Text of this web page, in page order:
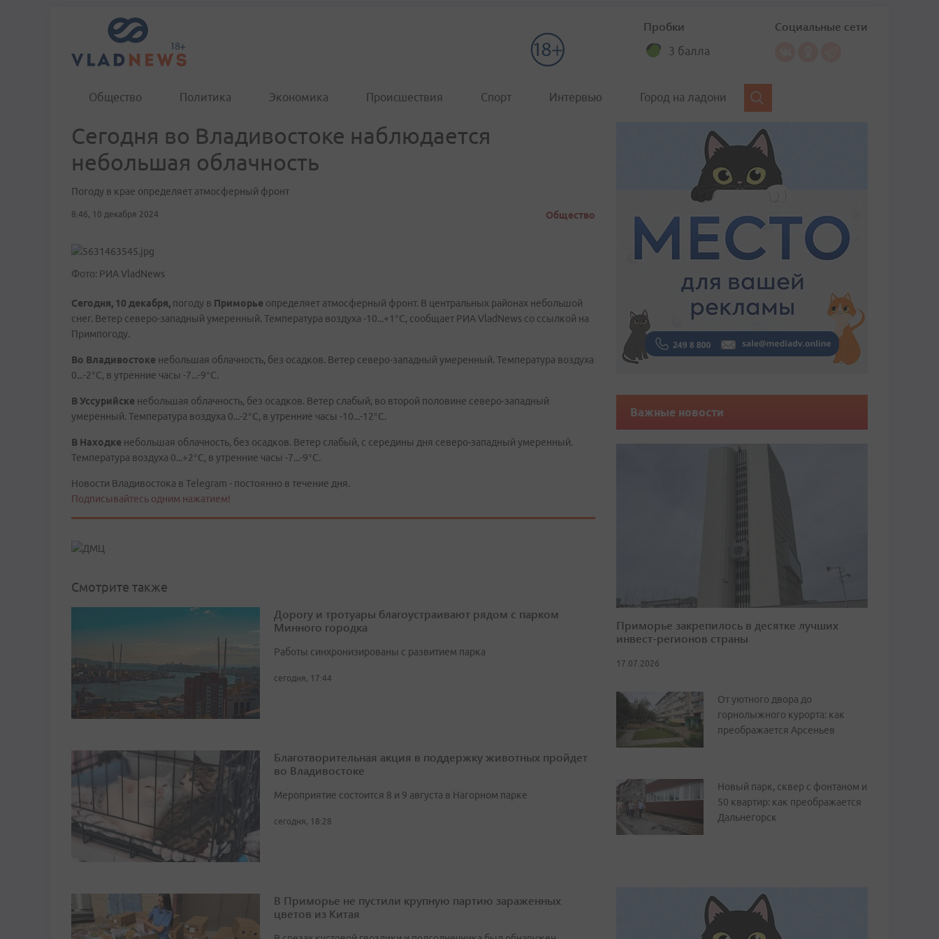
Пробки
3 балла
Социальные сети
Общество Политика Экономика Происшествия Спорт Интервью Город на ладони
Сегодня во Владивостоке наблюдается
небольшая облачность
Погоду в крае определяет атмосферный фронт
8:46, 10 декабря 2024 Общество
Фото: РИА VladNews
Сегодня, 10 декабря, погоду в Приморье определяет атмосферный фронт. В центральных районах небольшой
снег. Ветер северо-западный умеренный. Температура воздуха -10...+1°C, сообщает РИА VladNews со ссылкой на
Примпогоду.
Во Владивостоке небольшая облачность, без осадков. Ветер северо-западный умеренный. Температура воздуха
0...-2°C, в утренние часы -7...-9°C.
В Уссурийске небольшая облачность, без осадков. Ветер слабый, во второй половине северо-западный
умеренный. Температура воздуха 0...-2°C, в утренние часы -10...-12°C.
В Находке небольшая облачность, без осадков. Ветер слабый, с середины дня северо-западный умеренный.
Температура воздуха 0...+2°C, в утренние часы -7...-9°C.
Новости Владивостока в Telegram - постоянно в течение дня.
Подписывайтесь одним нажатием!
Смотрите также
Дорогу и тротуары благоустраивают рядом с парком
Минного городка
Работы синхронизированы с развитием парка
сегодня, 17:44
Благотворительная акция в поддержку животных пройдет
во Владивостоке
Мероприятие состоится 8 и 9 августа в Нагорном парке
сегодня, 18:28
В Приморье не пустили крупную партию зараженных
цветов из Китая
Важные новости
Приморье закрепилось в десятке лучших
инвест-регионов страны
17.07.2026
От уютного двора до
горнолыжного курорта: как
преображается Арсеньев
Новый парк, сквер с фонтаном и
50 квартир: как преображается
Дальнегорск